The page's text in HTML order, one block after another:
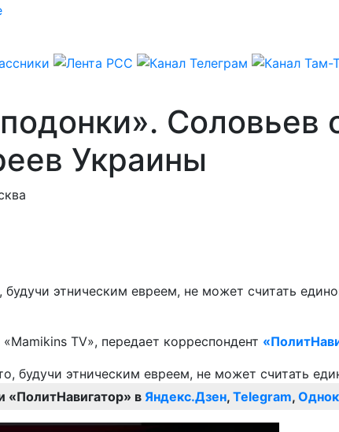
Соловьев
Украины
этническим евреем, не может считать
TV», передает корреспондент
«ПолитНавигатор» в Яндекс.Дзен, Telegram,